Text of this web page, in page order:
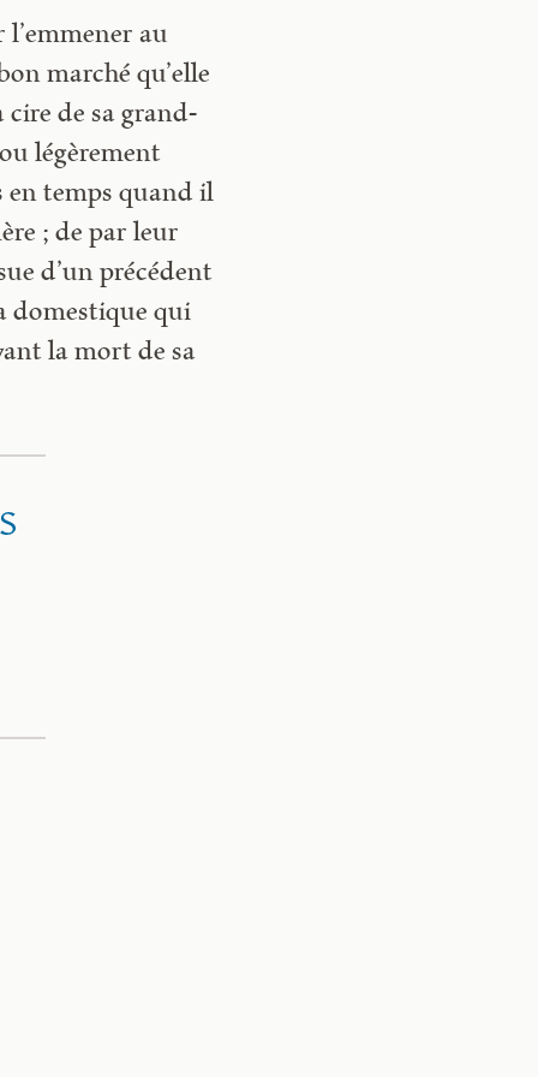
au
marché qu’elle
de sa grand-
légèrement
en temps quand il
; de par leur
d’un précédent
domestique qui
la mort de sa